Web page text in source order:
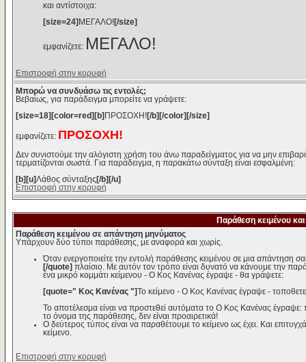
και αντίστοιχα:
[size=24] ΜΕΓΑΛΟ![/size]
εμφανίζετε: ΜΕΓΑΛΟ!
Επιστροφή στην κορυφή
Μπορώ να συνδυάσω τις εντολές;
Βεβαίως, για παράδειγμα μπορείτε να γράψετε:
[size=18][color=red][b]
ΠΡΟΣΟΧΗ! [/b][/color][/size]
εμφανίζετε: ΠΡΟΣΟΧΗ!
Δεν συνιστούμε την αλόγιστη χρήση του άνω παραδείγματος για να μην
τερματίζονται σωστά. Για παράδειγμα, η παρακάτω σύνταξη είναι εσφαλμένη:
[b][u] Λάθος σύνταξης [/b][/u]
Επιστροφή στην κορυφή
Παράθεση κειμένου
Παράθεση κειμένου σε απάντηση μηνύματος
Υπάρχουν δύο τύποι παράθεσης, με αναφορά και χωρίς.
Όταν ενεργοποιείτε την εντολή παράθεσης κειμένου σε μια απάντηση
[/quote] πλαίσιο. Με αυτόν τον τρόπο είναι δυνατό να κάνουμε την
ένα μικρό κομμάτι κείμενου - Ο Κος Κανένας έγραψε - θα γράψετε:
[quote=" Κος Κανένας "]Το κείμενο - Ο Κος Κανένας έγραψε -
Το αποτέλεσμα είναι να προστεθεί αυτόματα το Ο Κος Κανένας
το όνομα της παράθεσης, δεν είναι προαιρετικά!
Ο δεύτερος τύπος είναι να παραθέτουμε το κείμενο ως έχει. Και
κείμενο.
Επιστροφή στην κορυφή